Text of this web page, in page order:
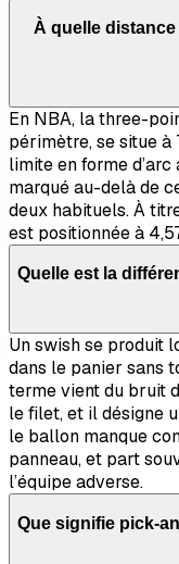
À quelle
En NBA, la three-
périmètre, se situe à
limite en forme
marqué au-delà de
deux habituels. À
est positionnée à
Quelle est la
Un swish se produit
dans le panier sans
terme vient du bruit
le filet, et il désigne
le ballon manque
panneau, et part
l’équipe adverse.
Que signifie pick-